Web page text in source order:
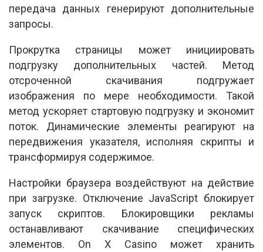
передача данных генерируют дополнительные
запросы.
Прокрутка страницы может инициировать
подгрузку дополнительных частей. Метод
отсроченной скачивания подгружает
изображения по мере необходимости. Такой
метод ускоряет стартовую подгрузку и экономит
поток. Динамические элементы реагируют на
передвижения указателя, исполняя скрипты и
трансформируя содержимое.
Настройки браузера воздействуют на действие
при загрузке. Отключение JavaScript блокирует
запуск скриптов. Блокировщики рекламы
останавливают скачивание специфических
элементов. On X Casino может хранить